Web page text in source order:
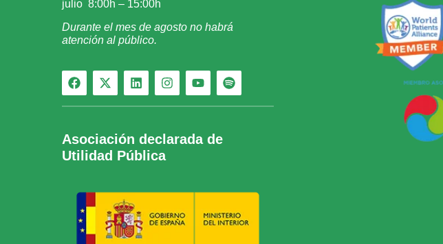
julio 8:00h – 15:00h
Durante el mes de agosto no habrá
atención al público.
Asociación declarada de
Utilidad Pública